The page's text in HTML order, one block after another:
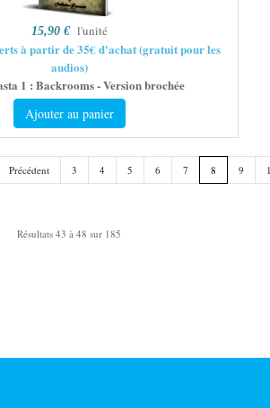
15,90 € l'unité
à partir de 35€ d'achat (gratuit pour les
audios)
1 : Backrooms - Version brochée
Ajouter au panier
Précédent 3 4 5 6 7 8 9
Résultats 43 à 48 sur 185